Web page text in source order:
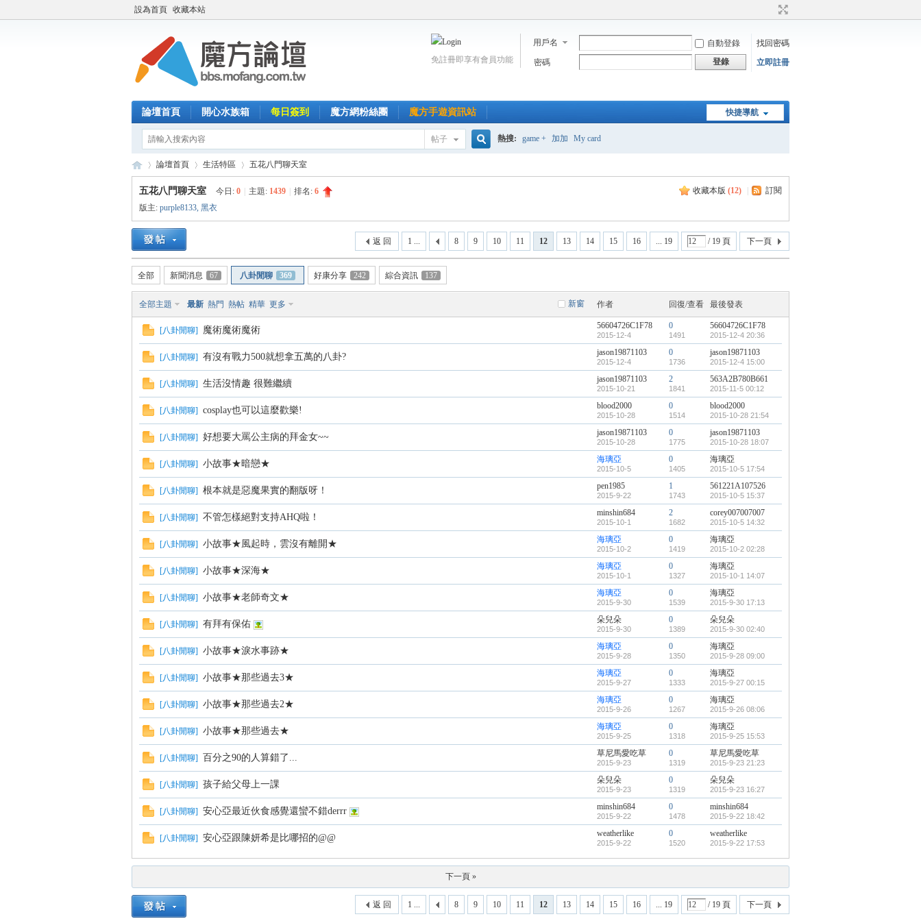
設為首頁 收藏本站
用戶名 自動登錄
找回密碼
密碼
登錄 立即註冊
免註冊即享有會員功能
快捷導航
論壇首頁 開心水族箱 每日簽到 魔方網粉絲團 魔方手遊資訊站
帖子 熱搜: game + 加加 My card
魔 »
論壇首頁
›
生活特區
›
五花八門聊天室
收藏本版 (12) 訂閱
五花八門聊天室 今日: 0 主題: 1439 排名: 6
版主: purple8133, 黑衣
1 ... 8 9 10 11 12 13 14 15 16 ... 19 / 19 頁 下一頁
返 回
全部 新聞消息 67 八卦閒聊 369 好康分享 242 綜合資訊 137
新窗
全部主題 最新 熱門 熱帖 精華 更多 作者 回復/查看 最後發表
[八卦閒聊] 魔術魔術魔術 56604726C1F78
2015-12-4
0
1491
56604726C1F78
2015-12-4 20:36
[八卦閒聊] 有沒有戰力500就想拿五萬的八卦? jason19871103
2015-12-4
0
1736
jason19871103
2015-12-4 15:00
[八卦閒聊] 生活沒情趣 很難繼續 jason19871103
2015-10-21
2
1841
563A2B780B661
2015-11-5 00:12
[八卦閒聊] cosplay也可以這麼歡樂! blood2000
2015-10-28
0
1514
blood2000
2015-10-28 21:54
[八卦閒聊] 好想要大罵公主病的拜金女~~ jason19871103
2015-10-28
0
1775
jason19871103
2015-10-28 18:07
[八卦閒聊] 小故事★暗戀★ 海璃亞
2015-10-5
0
1405
海璃亞
2015-10-5 17:54
[八卦閒聊] 根本就是惡魔果實的翻版呀！ pen1985
2015-9-22
1
1743
561221A107526
2015-10-5 15:37
[八卦閒聊] 不管怎樣絕對支持AHQ啦！ minshin684
2015-10-1
2
1682
corey007007007
2015-10-5 14:32
[八卦閒聊] 小故事★風起時，雲沒有離開★ 海璃亞
2015-10-2
0
1419
海璃亞
2015-10-2 02:28
[八卦閒聊] 小故事★深海★ 海璃亞
2015-10-1
0
1327
海璃亞
2015-10-1 14:07
[八卦閒聊] 小故事★老師奇文★ 海璃亞
2015-9-30
0
1539
海璃亞
2015-9-30 17:13
[八卦閒聊] 有拜有保佑 朵兒朵
2015-9-30
0
1389
朵兒朵
2015-9-30 02:40
[八卦閒聊] 小故事★淚水事跡★ 海璃亞
2015-9-28
0
1350
海璃亞
2015-9-28 09:00
[八卦閒聊] 小故事★那些過去3★ 海璃亞
2015-9-27
0
1333
海璃亞
2015-9-27 00:15
[八卦閒聊] 小故事★那些過去2★ 海璃亞
2015-9-26
0
1267
海璃亞
2015-9-26 08:06
[八卦閒聊] 小故事★那些過去★ 海璃亞
2015-9-25
0
1318
海璃亞
2015-9-25 15:53
[八卦閒聊] 百分之90的人算錯了... 草尼馬愛吃草
2015-9-23
0
1319
草尼馬愛吃草
2015-9-23 21:23
[八卦閒聊] 孩子給父母上一課 朵兒朵
2015-9-23
0
1319
朵兒朵
2015-9-23 16:27
[八卦閒聊] 安心亞最近伙食感覺還蠻不錯derrr minshin684
2015-9-22
0
1478
minshin684
2015-9-22 18:42
[八卦閒聊] 安心亞跟陳妍希是比哪招的@@ weatherlike
2015-9-22
0
1520
weatherlike
2015-9-22 17:53
下一頁 »
1 ... 8 9 10 11 12 13 14 15 16 ... 19 / 19 頁 下一頁
返 回